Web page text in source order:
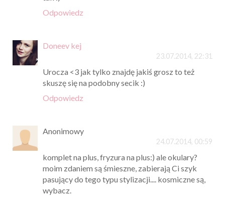
Odpowiedz
Doneev kej
23.07.2014, 22:31
Urocza <3 jak tylko znajdę jakiś grosz to też
skuszę się na podobny secik :)
Odpowiedz
Anonimowy
24.07.2014, 00:59
komplet na plus, fryzura na plus:) ale okulary?
moim zdaniem są śmieszne, zabierają Ci szyk
pasujący do tego typu stylizacji.... kosmiczne są,
wybacz.